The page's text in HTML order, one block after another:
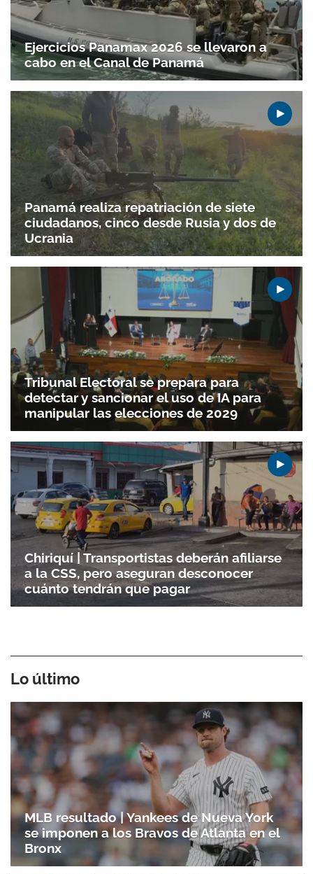
Gracias por suscribirte a nuestro boletín.
Ejercicios Panamax 2026 se llevaron a
cabo en el Canal de Panamá
Panamá realiza repatriación de siete
ciudadanos, cinco desde Rusia y dos de
Ucrania
Tribunal Electoral se prepara para
detectar y sancionar el uso de IA para
manipular las elecciones de 2029
Chiriquí | Transportistas deberán afiliarse
a la CSS, pero aseguran desconocer
cuánto tendrán que pagar
Lo último
MLB resultado | Yankees de Nueva York
se imponen a los Bravos de Atlanta en el
Bronx